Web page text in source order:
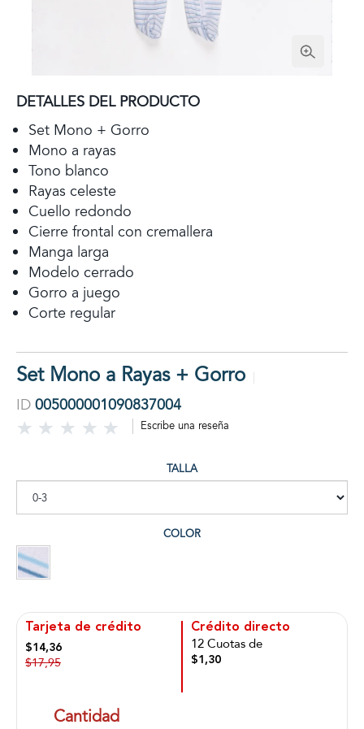
DETALLES DEL PRODUCTO
Set Mono + Gorro
Mono a rayas
Tono blanco
Rayas celeste
Cuello redondo
Cierre frontal con cremallera
Manga larga
Modelo cerrado
Gorro a juego
Corte regular
Set Mono a Rayas + Gorro
ID 005000001090837004
Escribe una reseña
TALLA
COLOR
Tarjeta de crédito
$14,36
$17,95
Crédito directo
12 Cuotas de
$1,30
Cantidad